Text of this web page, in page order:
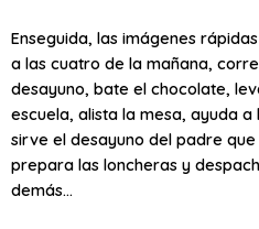
Enseguida, las imágenes
a las cuatro de la mañana,
desayuno, bate el chocolate,
escuela, alista la mesa, ayuda
sirve el desayuno del padre
prepara las loncheras y
demás…